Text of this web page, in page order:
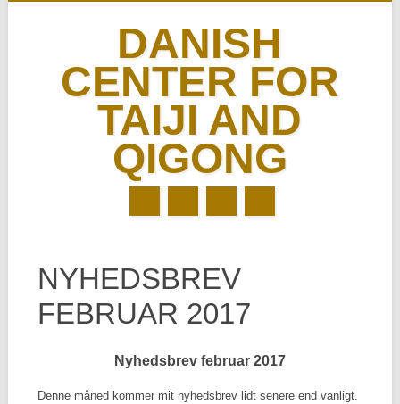
DANISH
CENTER FOR
TAIJI AND
QIGONG
content
NYHEDSBREV
FEBRUAR 2017
Nyhedsbrev februar 2017
Denne måned kommer mit nyhedsbrev lidt senere end vanligt.